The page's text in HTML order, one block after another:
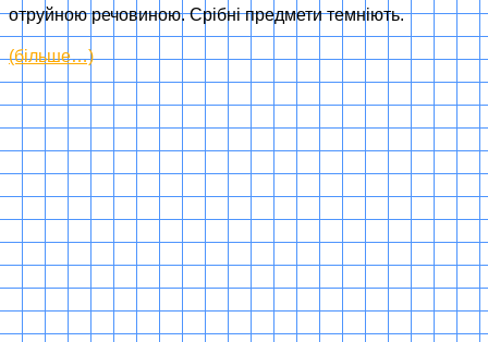
отруйною речовиною. Срібні предмети темніють.
(більше…)